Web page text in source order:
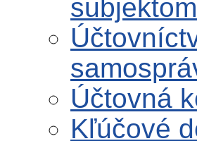
Účtovná
Kľúčové